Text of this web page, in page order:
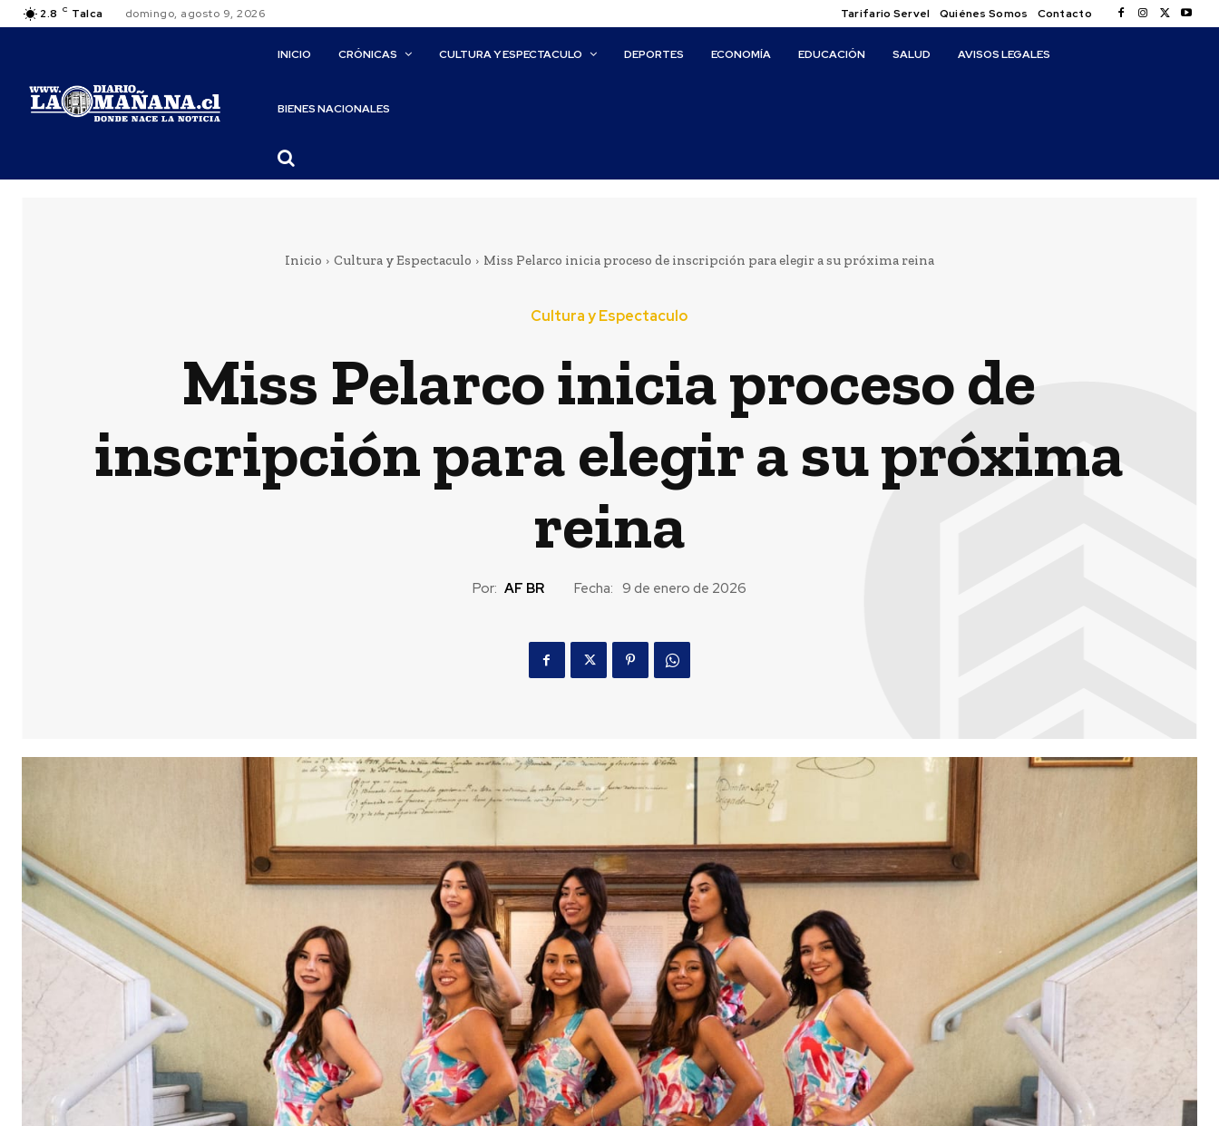
2.8 C Talca domingo, agosto 9, 2026 Tarifario Servel Quiénes Somos Contacto
INICIO CRÓNICAS CULTURA Y ESPECTACULO DEPORTES ECONOMÍA EDUCACIÓN SALUD AVISOS LEGALES
BIENES NACIONALES
Inicio Cultura y Espectaculo Miss Pelarco inicia proceso de inscripción para elegir a su próxima reina
Cultura y Espectaculo
Miss Pelarco inicia proceso de
inscripción para elegir a su próxima
reina
Por: AF BR Fecha: 9 de enero de 2026